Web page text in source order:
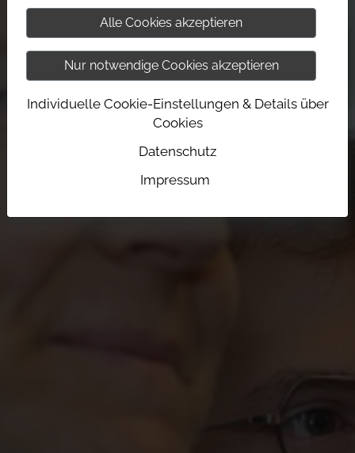
Alle Cookies akzeptieren
Nur notwendige Cookies akzeptieren
Individuelle Cookie-Einstellungen & Details über
Cookies
Datenschutz
Impressum